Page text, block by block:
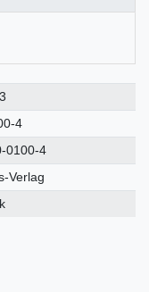
4
0100-4
Verlag